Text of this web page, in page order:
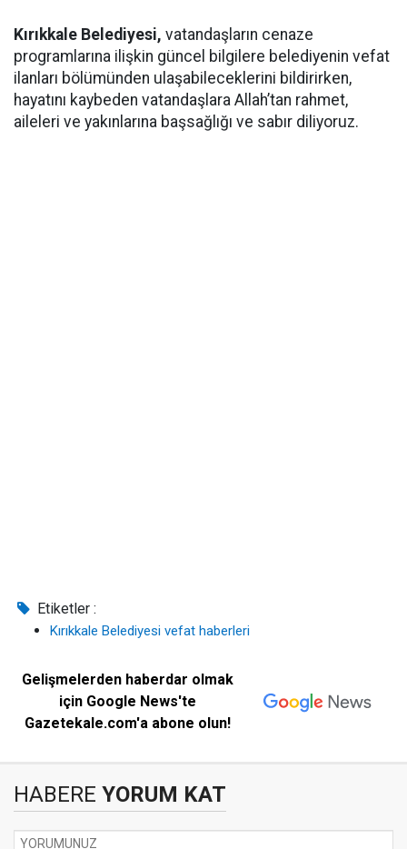
Kırıkkale Belediyesi, vatandaşların cenaze
programlarına ilişkin güncel bilgilere belediyenin vefat
ilanları bölümünden ulaşabileceklerini bildirirken,
hayatını kaybeden vatandaşlara Allah’tan rahmet,
aileleri ve yakınlarına başsağlığı ve sabır diliyoruz.
Etiketler :
Kırıkkale Belediyesi vefat haberleri
Gelişmelerden haberdar olmak
için Google News'te
Gazetekale.com'a abone olun!
HABERE YORUM KAT